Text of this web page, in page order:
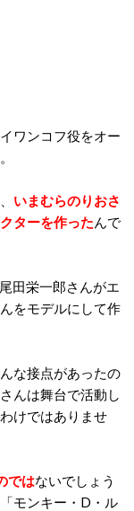
ワンコフ役をオー
いまむらのりおさ
ターを作ったんで
田栄一郎さんがエ
をモデルにして作
な接点があったの
んは舞台で活動し
けではありませ
ではないでしょう
モンキー・D・ル